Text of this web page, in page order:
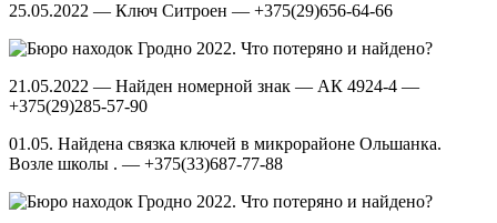
25.05.2022 — Ключ Ситроен — +375(29)656-64-66
21.05.2022 — Найден номерной знак — АК 4924-4 —
+375(29)285-57-90
01.05. Найдена связка ключей в микрорайоне Ольшанка.
Возле школы . — +375(33)687-77-88